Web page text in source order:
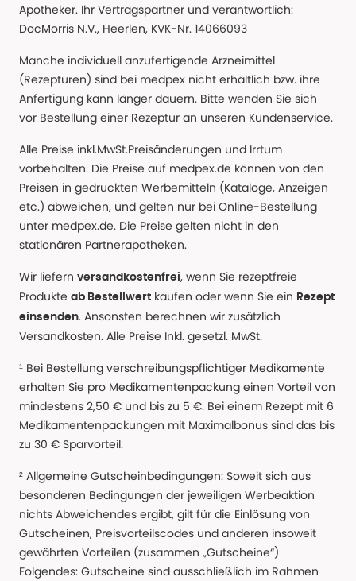
Apotheker. Ihr Vertragspartner und verantwortlich:
DocMorris N.V., Heerlen, KVK-Nr. 14066093
Manche individuell anzufertigende Arzneimittel
(Rezepturen) sind bei medpex nicht erhältlich bzw. ihre
Anfertigung kann länger dauern. Bitte wenden Sie sich
vor Bestellung einer Rezeptur an unseren Kundenservice.
Alle Preise inkl.MwSt.Preisänderungen und Irrtum
vorbehalten. Die Preise auf medpex.de können von den
Preisen in gedruckten Werbemitteln (Kataloge, Anzeigen
etc.) abweichen, und gelten nur bei Online-Bestellung
unter medpex.de. Die Preise gelten nicht in den
stationären Partnerapotheken.
Wir liefern versandkostenfrei, wenn Sie rezeptfreie
Produkte ab Bestellwert kaufen oder wenn Sie ein Rezept
einsenden. Ansonsten berechnen wir zusätzlich
Versandkosten. Alle Preise Inkl. gesetzl. MwSt.
¹ Bei Bestellung verschreibungspflichtiger Medikamente
erhalten Sie pro Medikamentenpackung einen Vorteil von
mindestens 2,50 € und bis zu 5 €. Bei einem Rezept mit 6
Medikamentenpackungen mit Maximalbonus sind das bis
zu 30 € Sparvorteil.
² Allgemeine Gutscheinbedingungen: Soweit sich aus
besonderen Bedingungen der jeweiligen Werbeaktion
nichts Abweichendes ergibt, gilt für die Einlösung von
Gutscheinen, Preisvorteilscodes und anderen insoweit
gewährten Vorteilen (zusammen „Gutscheine“)
Folgendes: Gutscheine sind ausschließlich im Rahmen